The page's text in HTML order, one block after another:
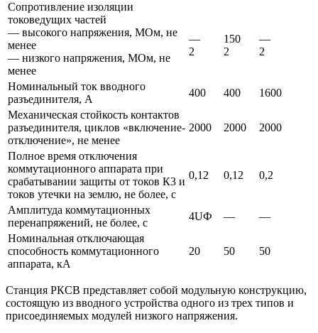
Сопротивление изоляции
токоведущих частей
— высокого напряжения, МОм, не
менее
— низкого напряжения, МОм, не
менее
—
2
150
2
—
2
Номинальный ток вводного
разъединителя, А
400 400
1600
Механическая стойкость контактов
разъединителя, циклов «включение-
отключение», не менее
2000 2000 2000
Полное время отключения
коммутационного аппарата при
срабатывании защиты от токов К3 и
токов утечки на землю, не более, с
0,12 0,12 0,2
Амплитуда коммутационных
перенапряжений, не более, с
4UФ —
—
Номинальная отключающая
способность коммутационного
аппарата, кА
20 50 50
Станция РКСВ представляет собой модульную конструкцию,
состоящую из вводного устройства одного из трех типов и
присоединяемых модулей низкого напряжения.